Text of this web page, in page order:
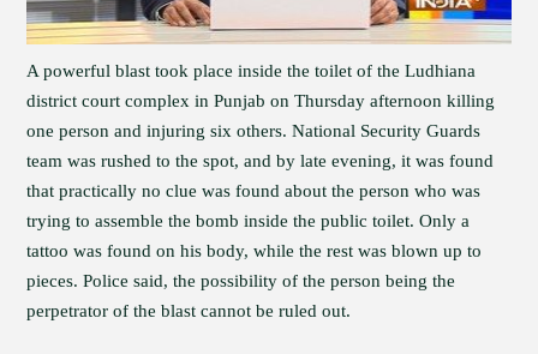
A powerful blast took place inside the toilet of the Ludhiana
district court complex in Punjab on Thursday afternoon killing
one person and injuring six others. National Security Guards
team was rushed to the spot, and by late evening, it was found
that practically no clue was found about the person who was
trying to assemble the bomb inside the public toilet. Only a
tattoo was found on his body, while the rest was blown up to
pieces. Police said, the possibility of the person being the
perpetrator of the blast cannot be ruled out.